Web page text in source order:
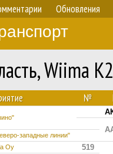
Обновления
Wiima
№
западные линии"
Oy
519